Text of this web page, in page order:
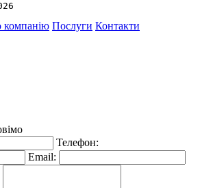
компанію Послуги Контакти
Телефон:
Email: